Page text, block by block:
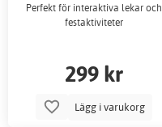
Perfekt för interaktiva lekar och
festaktiviteter
299 kr
Lägg i varukorg